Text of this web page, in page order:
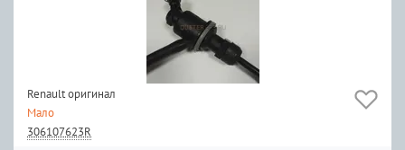
Renault оригинал
Мало
306107623R